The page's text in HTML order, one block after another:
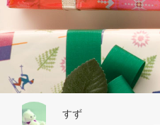
すず